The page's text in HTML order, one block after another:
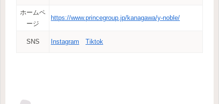
ホームペ
ージ
https://www.princegroup.jp/kanagawa/y-noble/
SNS Instagram Tiktok